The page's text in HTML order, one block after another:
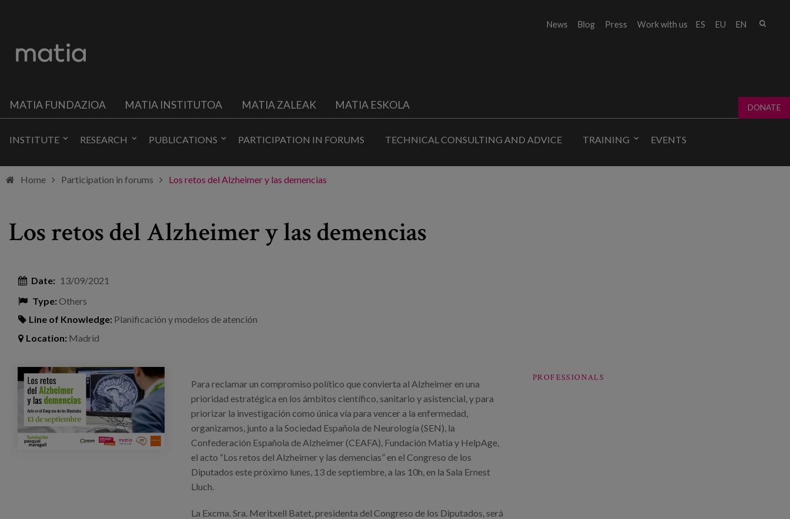
ES EU EN
News Blog Press Work with us
MATIA FUNDAZIOA MATIA INSTITUTOA MATIA ZALEAK MATIA ESKOLA DONATE
INSTITUTE RESEARCH PUBLICATIONS PARTICIPATION IN FORUMS TECHNICAL CONSULTING AND ADVICE TRAINING EVENTS
Home Participation in forums Los retos del Alzheimer y las demencias
Los retos del Alzheimer y las demencias
Date: 13/09/2021
Type:Others
Line of Knowledge: Planificación y modelos de atención
Location: Madrid
acto-13s-imagen-2-web-1.jpg
Para reclamar un compromiso político que convierta al Alzheimer en una
prioridad estratégica en los ámbitos científico, sanitario y asistencial, y para
priorizar la investigación como única vía para vencer a la enfermedad,
organizamos, junto a la Sociedad Española de Neurología (SEN), la
Confederación Española de Alzheimer (CEAFA), Fundación Matia y HelpAge,
el acto “Los retos del Alzheimer y las demencias” en el Congreso de los
Diputados este próximo lunes, 13 de septiembre, a las 10h, en la Sala Ernest
Lluch.
La Excma. Sra. Meritxell Batet, presidenta del Congreso de los Diputados, será
PROFESSIONALS